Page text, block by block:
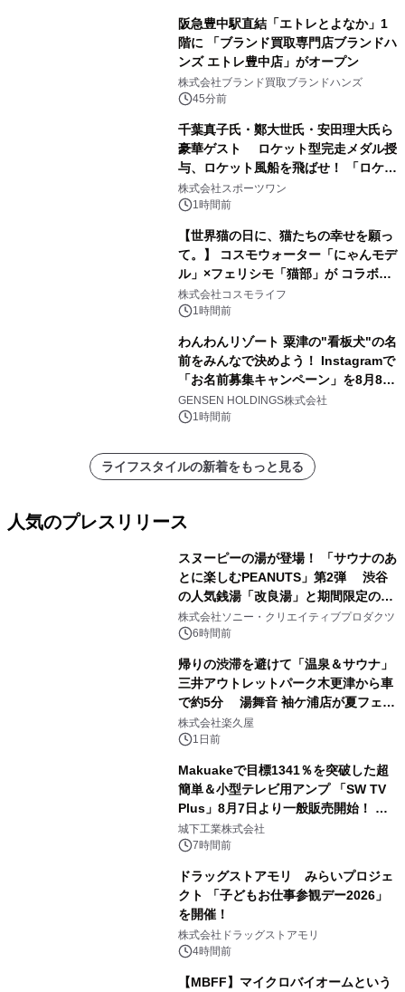
阪急豊中駅直結「エトレとよなか」1
階に 「ブランド買取専門店ブランドハ
ンズ エトレ豊中店」がオープン
株式会社ブランド買取ブランドハンズ
45分前
千葉真子氏・鄭大世氏・安田理大氏ら
豪華ゲスト ロケット型完走メダル授
与、ロケット風船を飛ばせ！ 「ロケッ
トマラソン2026」開催
株式会社スポーツワン
1時間前
【世界猫の日に、猫たちの幸せを願っ
て。】 コスモウォーター「にゃんモデ
ル」×フェリシモ「猫部」が コラボキ
ャンペーンを実施
株式会社コスモライフ
1時間前
わんわんリゾート 粟津の"看板犬"の名
前をみんなで決めよう！ Instagramで
「お名前募集キャンペーン」を8月8日
(土)より開催
GENSEN HOLDINGS株式会社
1時間前
ライフスタイルの新着をもっと見る
人気のプレスリリース
スヌーピーの湯が登場！ 「サウナのあ
とに楽しむPEANUTS」第2弾 渋谷
の人気銭湯「改良湯」と期間限定のコ
ラボレーション サウナイキタイコラ
ボグッズも発売決定！
株式会社ソニー・クリエイティブプロダクツ
6時間前
帰りの渋滞を避けて「温泉＆サウナ」
三井アウトレットパーク木更津から車
で約5分 湯舞音 袖ケ浦店が夏フェア
メニューを提供
株式会社楽久屋
1日前
Makuakeで目標1341％を突破した超
簡単＆小型テレビ用アンプ 「SW TV
Plus」8月7日より一般販売開始！ ケ
ーブル1本つなぐだけ、テレビの音が
ぐっと豊かに
城下工業株式会社
7時間前
ドラッグストアモリ みらいプロジェ
クト 「子どもお仕事参観デー2026」
を開催！
株式会社ドラッグストアモリ
4時間前
【MBFF】マイクロバイオームという